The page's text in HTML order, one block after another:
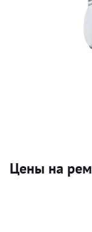
Цены на